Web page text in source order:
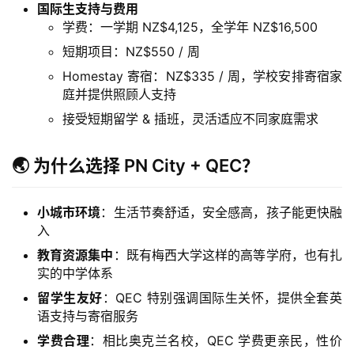
国际生支持与费用
学费：一学期 NZ$4,125，全学年 NZ$16,500
短期项目：NZ$550 / 周
Homestay 寄宿：NZ$335 / 周，学校安排寄宿家
庭并提供照顾人支持
接受短期留学 & 插班，灵活适应不同家庭需求
🌏 为什么选择 PN City + QEC？
小城市环境：生活节奏舒适，安全感高，孩子能更快融
入
教育资源集中 ：既有梅西大学这样的高等学府，也有扎
实的中学体系
留学生友好 ：QEC 特别强调国际生关怀，提供全套英
语支持与寄宿服务
学费合理 ：相比奥克兰名校，QEC 学费更亲民，性价